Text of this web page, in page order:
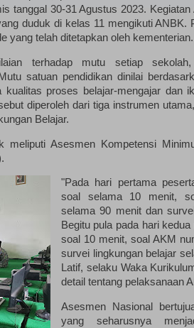
tanggal 30-31 Agustus 2023.
duduk di kelas 11 mengikuti ANBK.
yang telah ditetapkan oleh kementerian.
terhadap mutu setiap
satuan pendidikan dinilai
proses belajar-mengajar dan
diperoleh dari tiga instrumen
Belajar.
Asesmen Kompetensi
"Pada hari pertama
soal selama 10 menit,
selama 90 menit dan
Begitu pula pada hari
soal 10 menit, soal AKM
survei lingkungan belajar
Latif, selaku Waka
detail tentang pelaksanaan
Asesmen Nasional
yang seharusnya